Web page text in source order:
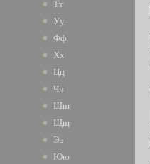
Тт
Уу
Фф
Хх
Цц
Чч
Шш
Щщ
Ээ
Юю